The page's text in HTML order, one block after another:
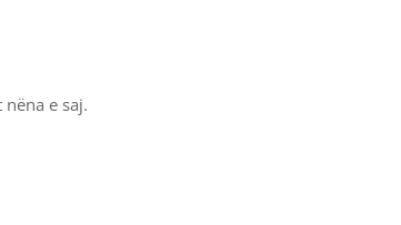
e saj.